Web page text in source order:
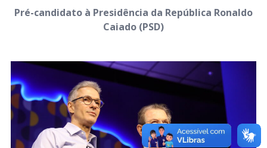
Pré-candidato à Presidência da República Ronaldo
Caiado (PSD)